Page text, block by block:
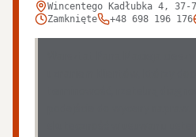
Wincentego Kadłubka 4,
Zamknięte
+48 698 196 176